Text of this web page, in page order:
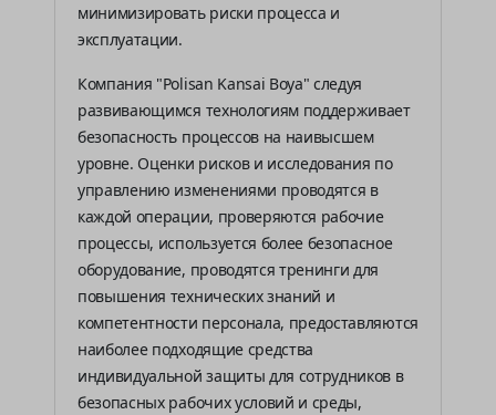
минимизировать риски процесса и
эксплуатации.
Компания "Polisan Kansai Boya" следуя
развивающимся технологиям поддерживает
безопасность процессов на наивысшем
уровне. Оценки рисков и исследования по
управлению изменениями проводятся в
каждой операции, проверяются рабочие
процессы, используется более безопасное
оборудование, проводятся тренинги для
повышения технических знаний и
компетентности персонала, предоставляются
наиболее подходящие средства
индивидуальной защиты для сотрудников в
безопасных рабочих условий и среды,